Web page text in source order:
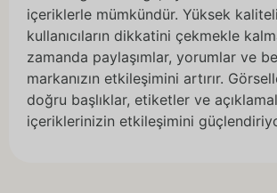
içeriklerle mümkündür. Yüksek
kullanıcıların dikkatini çekmekle
zamanda paylaşımlar, yorumlar ve
markanızın etkileşimini artırır.
doğru başlıklar, etiketler ve
içeriklerinizin etkileşimini